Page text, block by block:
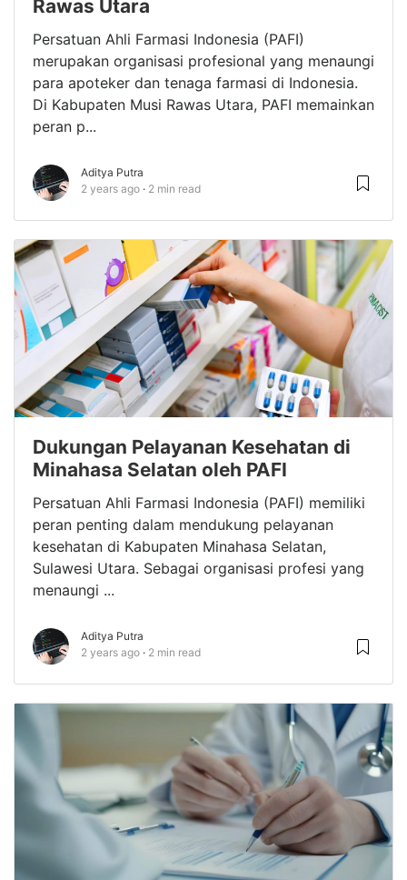
Rawas Utara
Persatuan Ahli Farmasi Indonesia (PAFI)
merupakan organisasi profesional yang menaungi
para apoteker dan tenaga farmasi di Indonesia.
Di Kabupaten Musi Rawas Utara, PAFI memainkan
peran p...
Aditya Putra
2 years ago
2 min read
Dukungan Pelayanan Kesehatan di
Minahasa Selatan oleh PAFI
Persatuan Ahli Farmasi Indonesia (PAFI) memiliki
peran penting dalam mendukung pelayanan
kesehatan di Kabupaten Minahasa Selatan,
Sulawesi Utara. Sebagai organisasi profesi yang
menaungi ...
Aditya Putra
2 years ago
2 min read